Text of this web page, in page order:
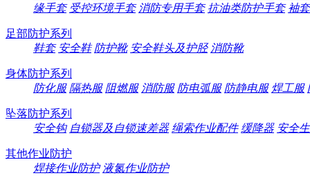
缘手套 受控环境手套 消防专用手套 抗油类防护手套 袖套
足部防护系列
鞋套 安全鞋 防护靴 安全鞋头及护胫 消防靴
身体防护系列
防化服 隔热服 阻燃服 消防服 防电弧服 防静电服 焊工服
坠落防护系列
安全钩 自锁器及自锁速差器 绳索作业配件 缓降器 安全
其他作业防护
焊接作业防护 液氮作业防护